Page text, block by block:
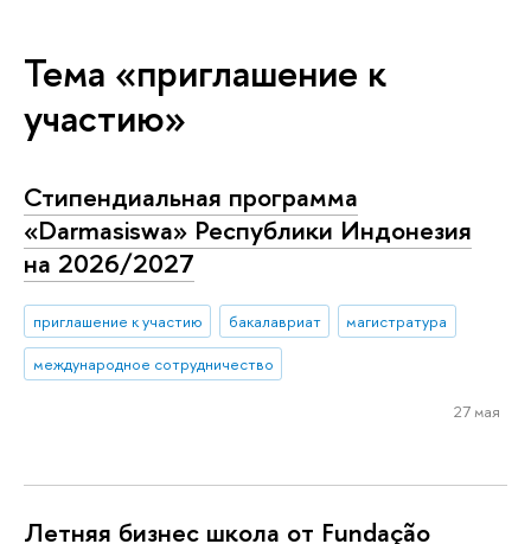
Тема «приглашение к
участию»
Стипендиальная программа
«Darmasiswa» Республики Индонезия
на 2026/2027
приглашение к участию бакалавриат
магистратура
международное сотрудничество
27 мая
Летняя бизнес школа от Fundação